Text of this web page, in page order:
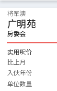
将军澳
广明苑
房委会
实用呎价
比上月
入伙年份
单位数量